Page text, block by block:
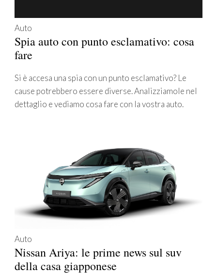
Auto
Spia auto con punto esclamativo: cosa
fare
Si è accesa una spia con un punto esclamativo? Le
cause potrebbero essere diverse. Analizziamole nel
dettaglio e vediamo cosa fare con la vostra auto.
Auto
Nissan Ariya: le prime news sul suv
della casa giapponese